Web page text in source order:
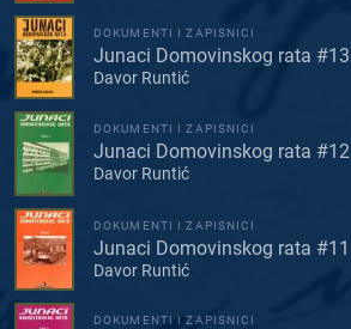
DOKUMENTI I ZAPISNICI
Junaci Domovinskog rata #13
Davor Runtić
DOKUMENTI I ZAPISNICI
Junaci Domovinskog rata #12
Davor Runtić
DOKUMENTI I ZAPISNICI
Junaci Domovinskog rata #11
Davor Runtić
DOKUMENTI I ZAPISNICI